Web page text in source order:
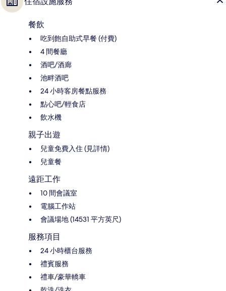
餐飲
吃到飽自助式早餐 (付費)
4 間餐廳
酒吧/酒廊
池畔酒吧
24 小時客房餐點服務
點心吧/輕食店
飲水機
親子出遊
兒童免費入住 (見詳情)
兒童餐
遠距工作
10 間會議室
電腦工作站
會議場地 (14531 平方英尺)
服務項目
24 小時櫃台服務
禮賓服務
禮車/豪華轎車